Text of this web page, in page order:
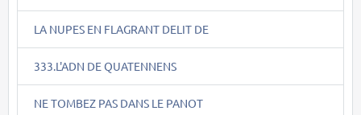
LA NUPES EN FLAGRANT DELIT DE
333.L'ADN DE QUATENNENS
NE TOMBEZ PAS DANS LE PANOT